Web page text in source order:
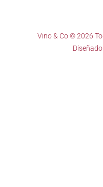
Vino & Co © 2026